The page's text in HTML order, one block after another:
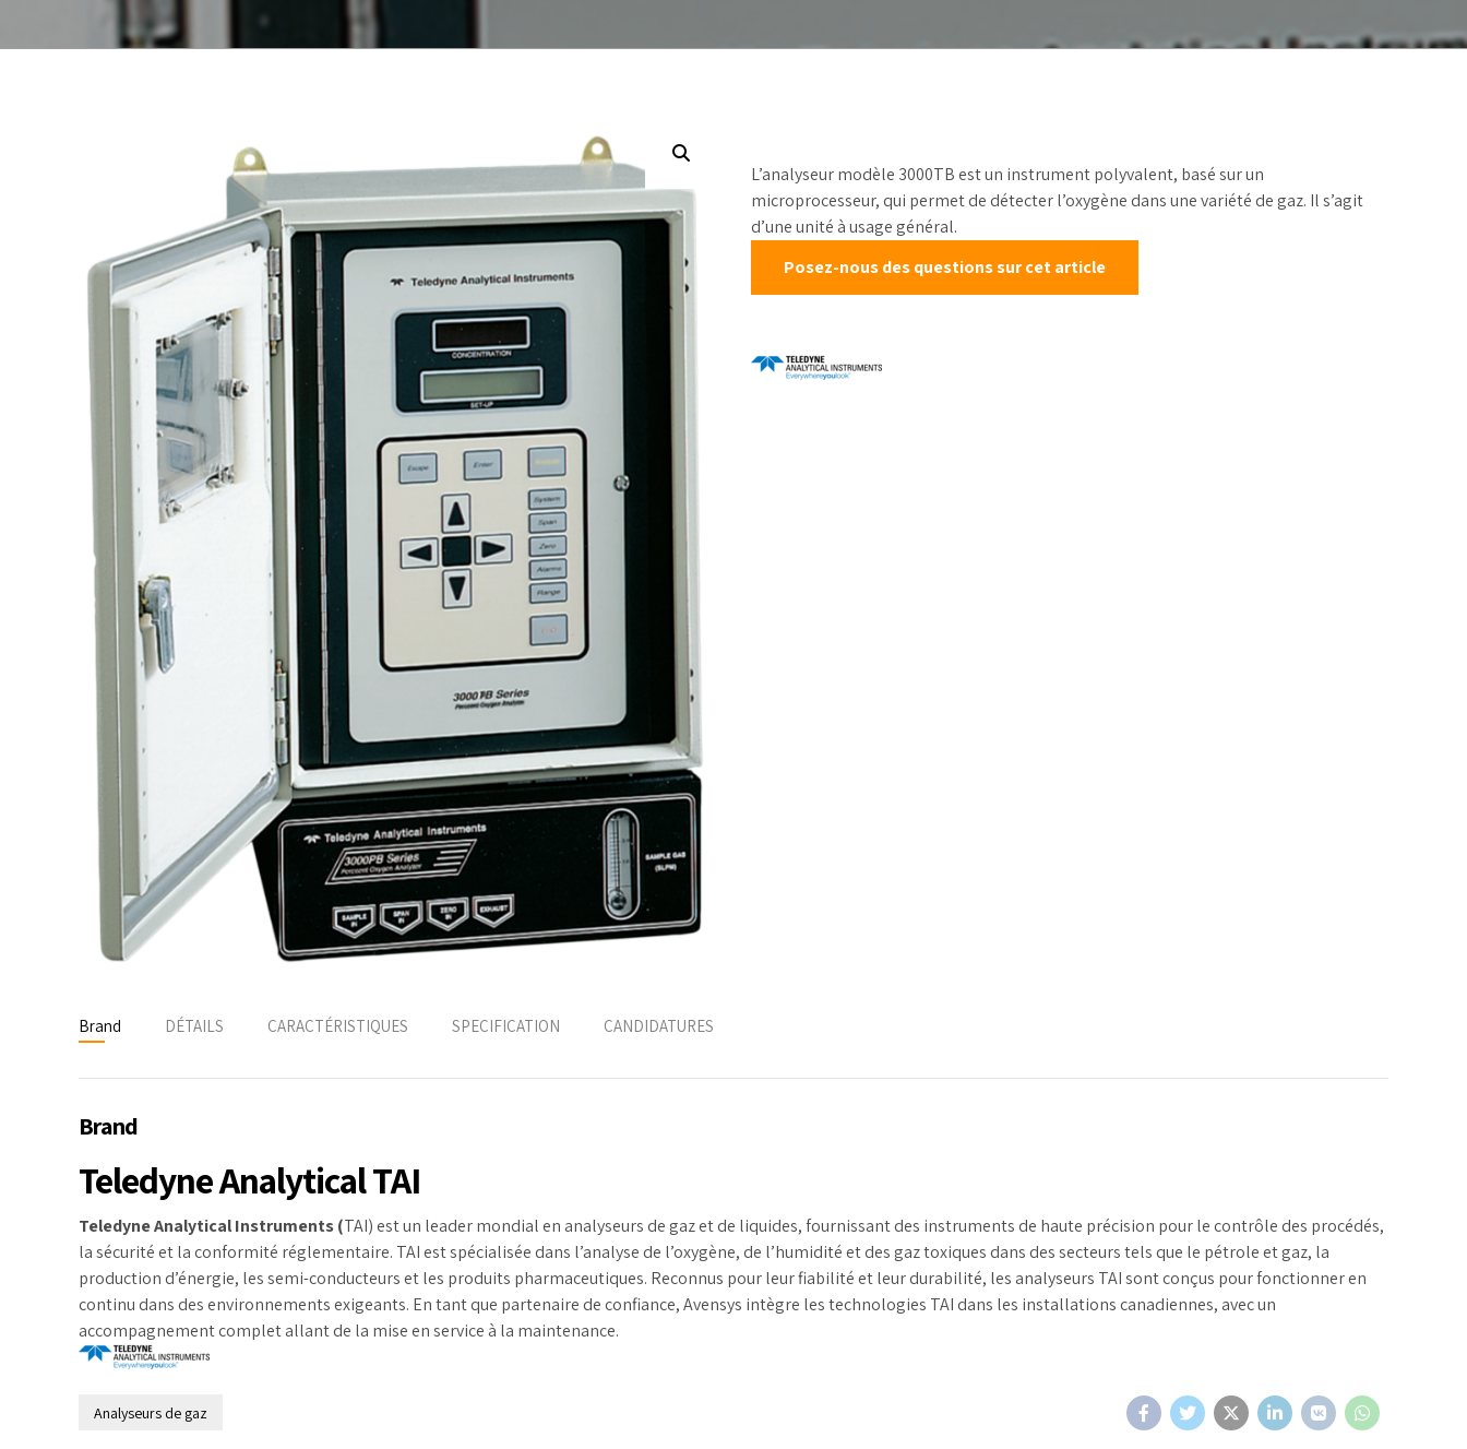
l’environnement
Détecteurs de gaz
d’eau
d’eau
Solides en vrac et
poudre
particules
température
Étalons d’étalonnage
L’analyseur modèle 3000TB est un instrument polyvalent, basé sur un
microprocesseur, qui permet de détecter l’oxygène dans une variété de gaz. Il s’agit
d’une unité à usage général.
Posez-nous des questions sur cet article
Brand DÉTAILS CARACTÉRISTIQUES SPECIFICATION CANDIDATURES
Brand
Teledyne Analytical TAI
Teledyne Analytical Instruments (TAI) est un leader mondial en analyseurs de gaz et de liquides, fournissant des instruments de haute précision pour le contrôle des procédés,
la sécurité et la conformité réglementaire. TAI est spécialisée dans l’analyse de l’oxygène, de l’humidité et des gaz toxiques dans des secteurs tels que le pétrole et gaz, la
production d’énergie, les semi-conducteurs et les produits pharmaceutiques. Reconnus pour leur fiabilité et leur durabilité, les analyseurs TAI sont conçus pour fonctionner en
continu dans des environnements exigeants. En tant que partenaire de confiance, Avensys intègre les technologies TAI dans les installations canadiennes, avec un
accompagnement complet allant de la mise en service à la maintenance.
Analyseurs de gaz